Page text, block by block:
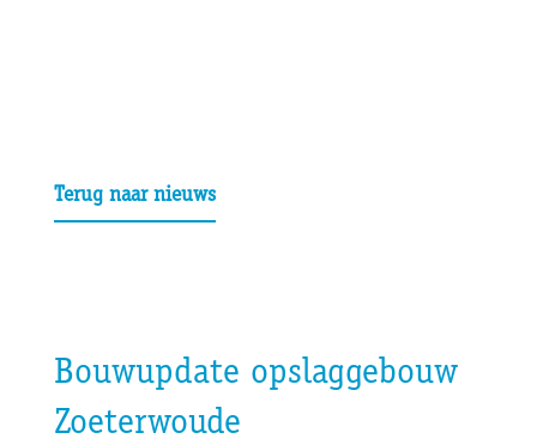
Terug naar nieuws
Bouwupdate opslaggebouw
Zoeterwoude